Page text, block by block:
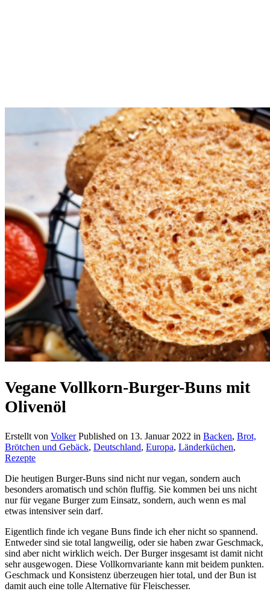
Vegane Vollkorn-Burger-Buns mit
Olivenöl
Erstellt von Volker Published on 13. Januar 2022 in Backen, Brot,
Brötchen und Gebäck, Deutschland, Europa, Länderküchen,
Rezepte
Die heutigen Burger-Buns sind nicht nur vegan, sondern auch
besonders aromatisch und schön fluffig. Sie kommen bei uns nicht
nur für vegane Burger zum Einsatz, sondern, auch wenn es mal
etwas intensiver sein darf.
Eigentlich finde ich vegane Buns finde ich eher nicht so spannend.
Entweder sind sie total langweilig, oder sie haben zwar Geschmack,
sind aber nicht wirklich weich. Der Burger insgesamt ist damit nicht
sehr ausgewogen. Diese Vollkornvariante kann mit beidem punkten.
Geschmack und Konsistenz überzeugen hier total, und der Bun ist
damit auch eine tolle Alternative für Fleischesser.